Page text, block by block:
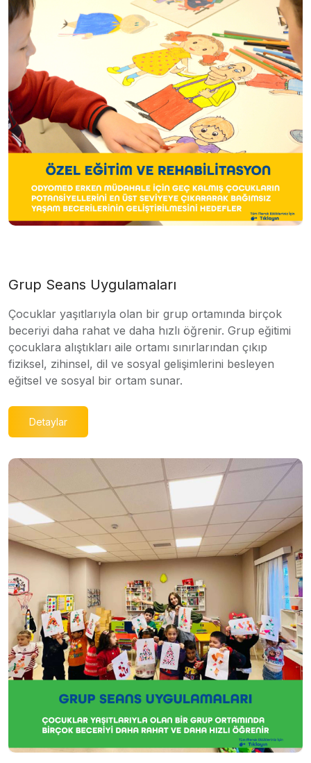
Grup Seans Uygulamaları
Çocuklar yaşıtlarıyla olan bir grup ortamında birçok
beceriyi daha rahat ve daha hızlı öğrenir. Grup eğitimi
çocuklara alıştıkları aile ortamı sınırlarından çıkıp
fiziksel, zihinsel, dil ve sosyal gelişimlerini besleyen
eğitsel ve sosyal bir ortam sunar.
Detaylar